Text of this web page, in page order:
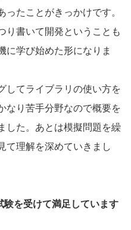
たことがきっかけです。
り書いて開発ということも
に学び始めた形になりま
してライブラリの使い方を
なり苦手分野なので概要を
した。あとは模擬問題を繰
て理解を深めていきまし
を受けて満足しています